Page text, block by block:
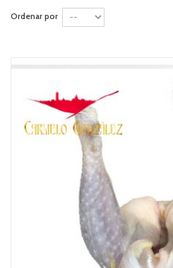
Ordenar por